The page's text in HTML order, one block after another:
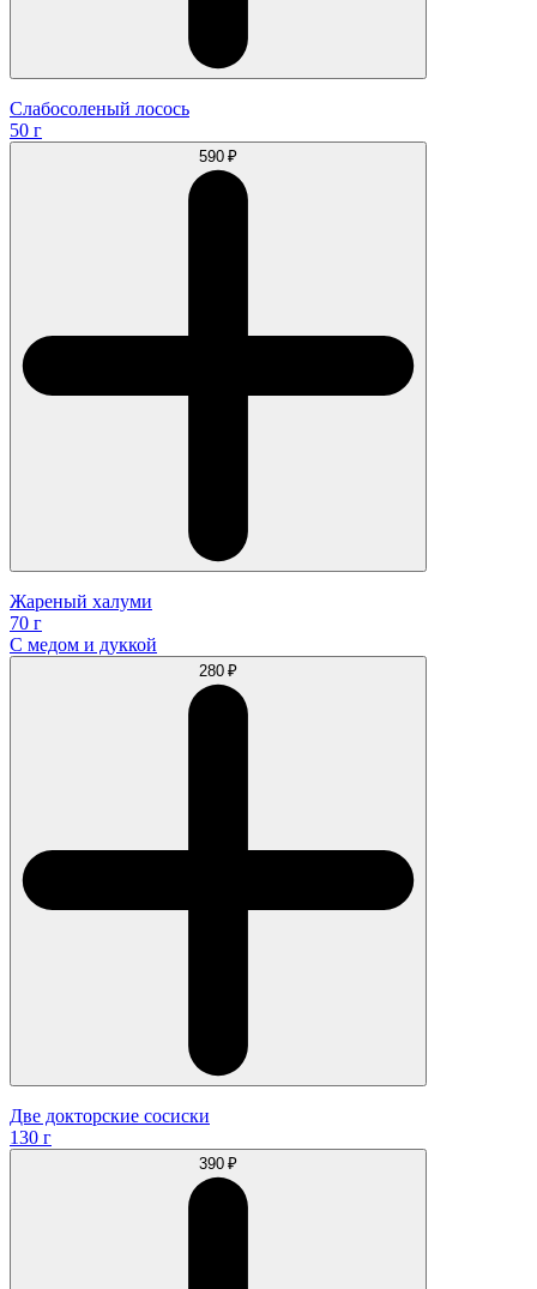
Слабосоленый лосось
50 г
590 ₽
Жареный халуми
70 г
С медом и дуккой
280 ₽
Две докторские сосиски
130 г
390 ₽